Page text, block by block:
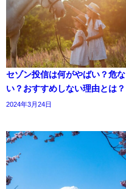
セゾン投信は何がやばい？危な
い？おすすめしない理由とは？
2024年3月24日